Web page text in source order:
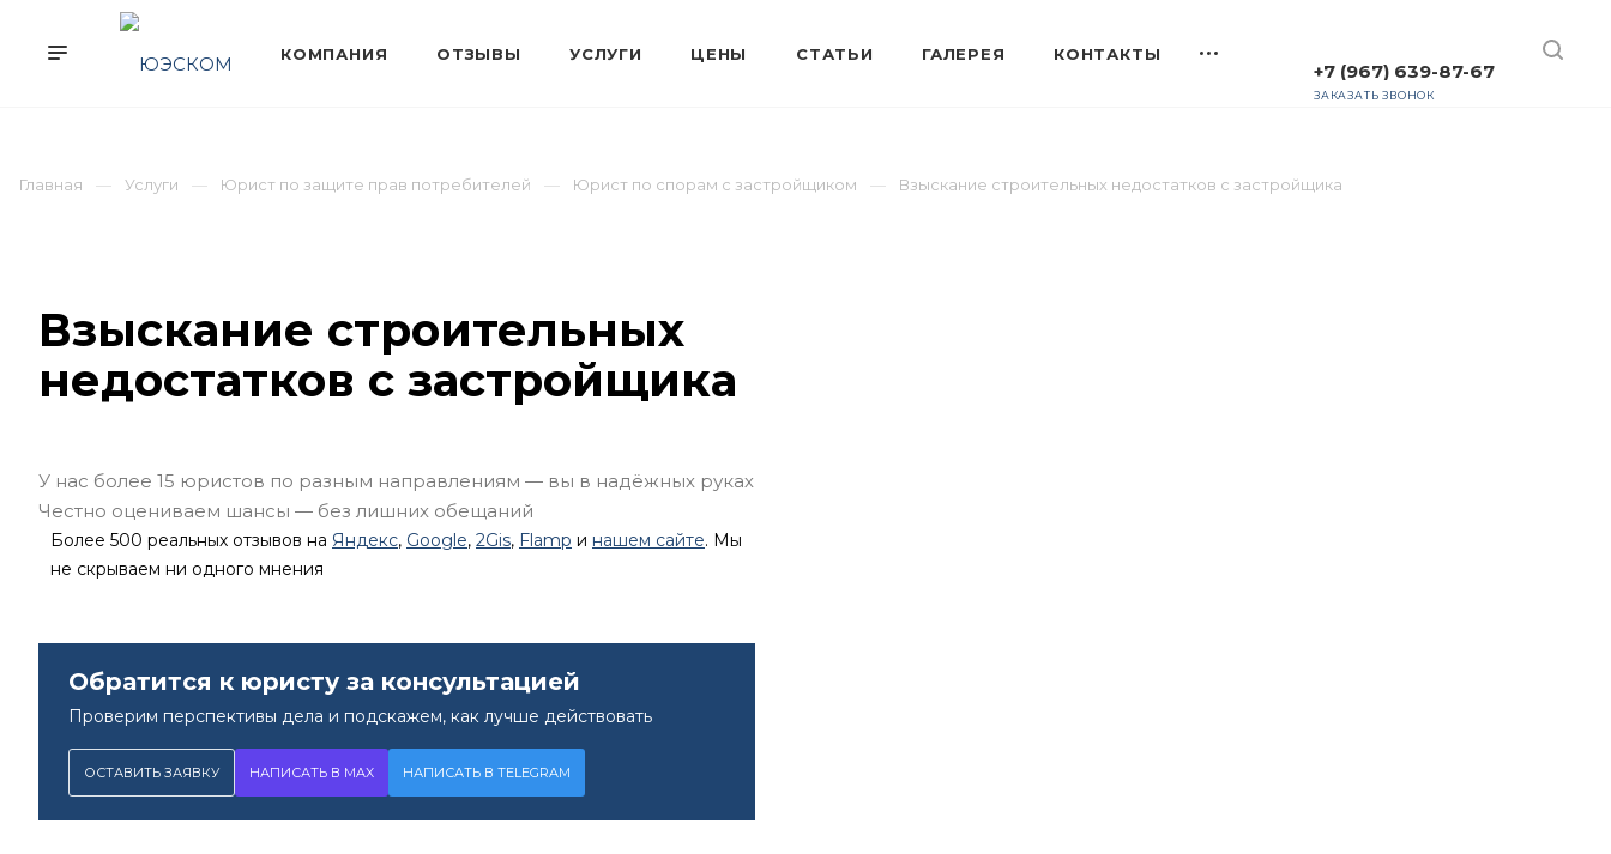
+7 (967) 639-87-67
ЗАКАЗАТЬ ЗВОНОК
Главная Услуги Юрист по защите прав потребителей Юрист по спорам с застройщиком Взыскание строительных недостатков с застройщика
Взыскание строительных
недостатков с застройщика
У нас более 15 юристов по разным направлениям — вы в надёжных руках
Честно оцениваем шансы — без лишних обещаний
Более 500 реальных отзывов на Яндекс, Google, 2Gis, Flamp и нашем сайте. Мы
не скрываем ни одного мнения
Обратится к юристу за консультацией
Проверим перспективы дела и подскажем, как лучше действовать
ОСТАВИТЬ ЗАЯВКУ НАПИСАТЬ В MAX НАПИСАТЬ В TELEGRAM